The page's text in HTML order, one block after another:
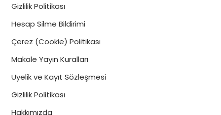
Gizlilik Politikası
Hesap Silme Bildirimi
Çerez (Cookie) Politikası
Makale Yayın Kuralları
Üyelik ve Kayıt Sözleşmesi
Gizlilik Politikası
Hakkımızda